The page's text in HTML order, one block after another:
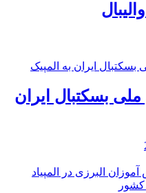
ملی بسکتبال ایران